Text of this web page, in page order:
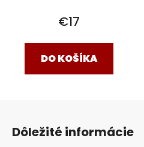
€17
DO KOŠÍKA
Dôležité informácie